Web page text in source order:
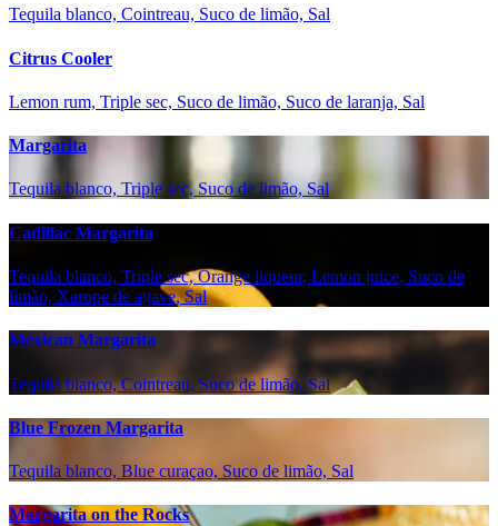
Tequila blanco, Cointreau, Suco de limão, Sal
Citrus Cooler
Lemon rum, Triple sec, Suco de limão, Suco de laranja, Sal
Margarita
Tequila blanco, Triple sec, Suco de limão, Sal
Cadillac Margarita
Tequila blanco, Triple sec, Orange liqueur, Lemon juice, Suco de
limão, Xarope de agave, Sal
Mexican Margarita
Tequila blanco, Cointreau, Suco de limão, Sal
Blue Frozen Margarita
Tequila blanco, Blue curaçao, Suco de limão, Sal
Margarita on the Rocks